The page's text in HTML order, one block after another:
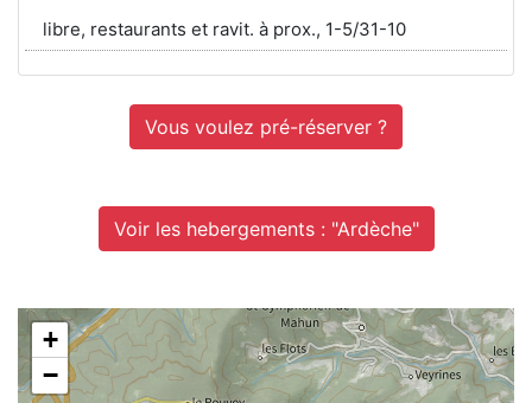
libre, restaurants et ravit. à prox., 1-5/31-10
Vous voulez pré-réserver ?
Voir les hebergements : "Ardèche"
+
−